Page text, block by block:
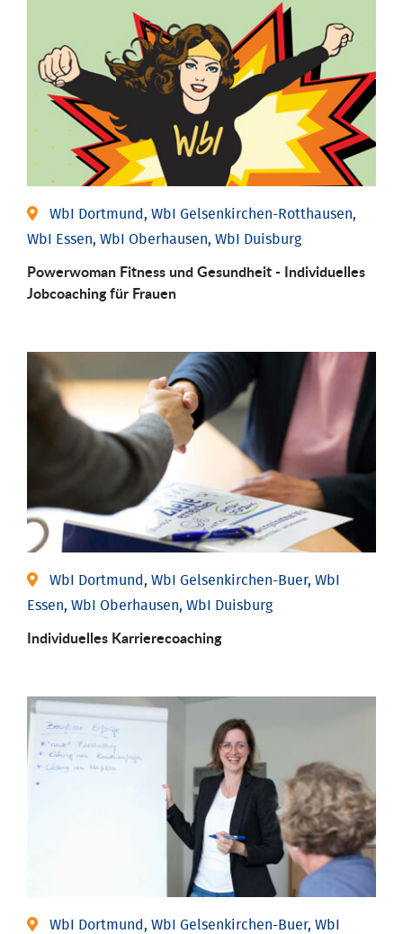
WbI Dortmund, WbI Gelsenkirchen-Rotthausen,
WbI Essen, WbI Oberhausen, WbI Duisburg
Powerwoman Fitness und Gesund­heit - Individu­elles
Job­coaching für Frauen
WbI Dortmund, WbI Gelsenkirchen-Buer, WbI
Essen, WbI Oberhausen, WbI Duisburg
Individu­elles Karrierecoaching
WbI Dortmund, WbI Gelsenkirchen-Buer, WbI